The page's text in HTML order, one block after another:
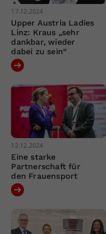
17.12.2024
Upper Austria Ladies
Linz: Kraus „sehr
dankbar, wieder
dabei zu sein“
12.12.2024
Eine starke
Partnerschaft für
den Frauensport